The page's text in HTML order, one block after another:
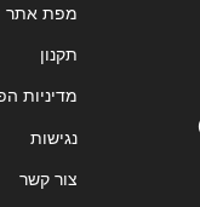
מפת אתר
תקנון
מדיניות
נגישות
צור קשר